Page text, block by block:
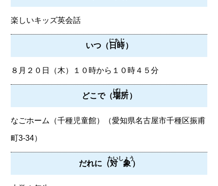
楽しいキッズ英会話
いつ（日時
にちじ
）
８月２０日（木）１０時から１０時４５分
どこで（場所
ばしょ
）
なごホーム（千種児童館）（愛知県名古屋市千種区振甫
町3-34）
だれに（対象
たいしょう
）